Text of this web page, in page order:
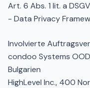
Art. 6 Abs. 1 lit. a
- Data Privacy
Involvierte
condoo Systems
Bulgarien
HighLevel Inc., 400